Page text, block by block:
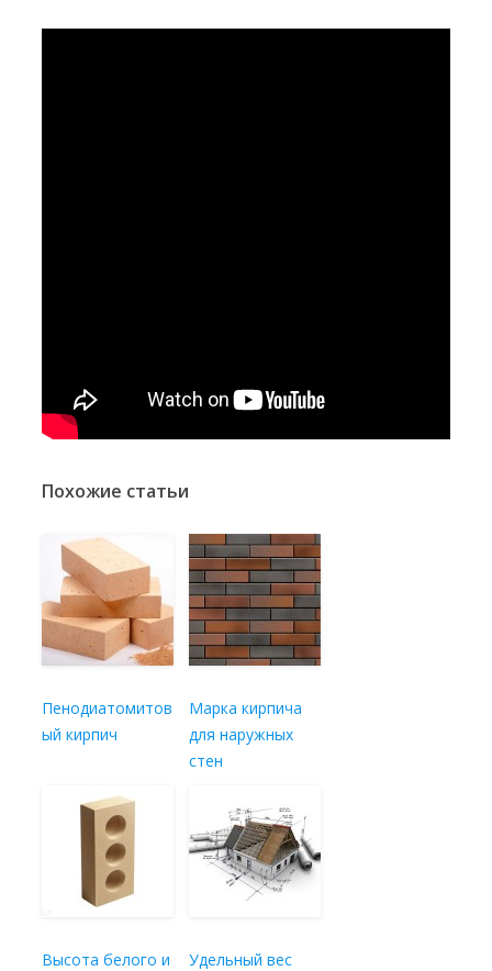
Похожие статьи
Пенодиатомитов
ый кирпич
Марка кирпича
для наружных
стен
Высота белого и
Удельный вес